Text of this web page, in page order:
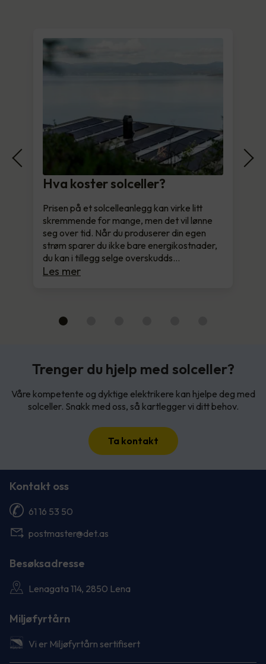
Hva koster solceller?
Prisen på et solcelleanlegg kan virke litt
skremmende for mange, men det vil lønne
seg over tid. Når du produserer din egen
strøm sparer du ikke bare energikostnader,
du kan i tillegg selge overskudds…
Les mer
Trenger du hjelp med solceller?
Våre kompetente og dyktige elektrikere kan hjelpe deg med
solceller. Snakk med oss, så kartlegger vi ditt behov.
Ta kontakt
Kontakt oss
61 16 53 50
postmaster@det.as
Besøksadresse
Lenagata 114, 2850 Lena
Miljøfyrtårn
Vi er Miljøfyrtårn sertifisert